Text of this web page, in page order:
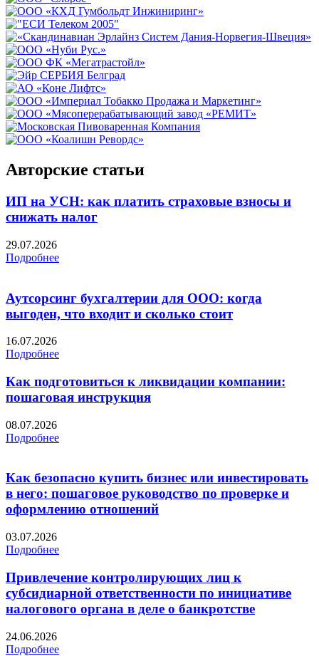
Авторские статьи
ИП на УСН: как платить страховые взносы и
снижать налог
29.07.2026
Подробнее
Аутсорсинг бухгалтерии для ООО: когда
выгоден, что входит и сколько стоит
16.07.2026
Подробнее
Как подготовиться к ликвидации компании:
пошаговая инструкция
08.07.2026
Подробнее
Как безопасно купить бизнес или инвестировать
в него: пошаговое руководство по проверке и
оформлению отношений
03.07.2026
Подробнее
Привлечение контролирующих лиц к
субсидиарной ответственности по инициативе
налогового органа в деле о банкротстве
24.06.2026
Подробнее